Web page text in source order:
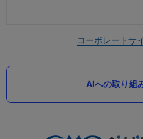
コーポレートサ
AIへの取り組